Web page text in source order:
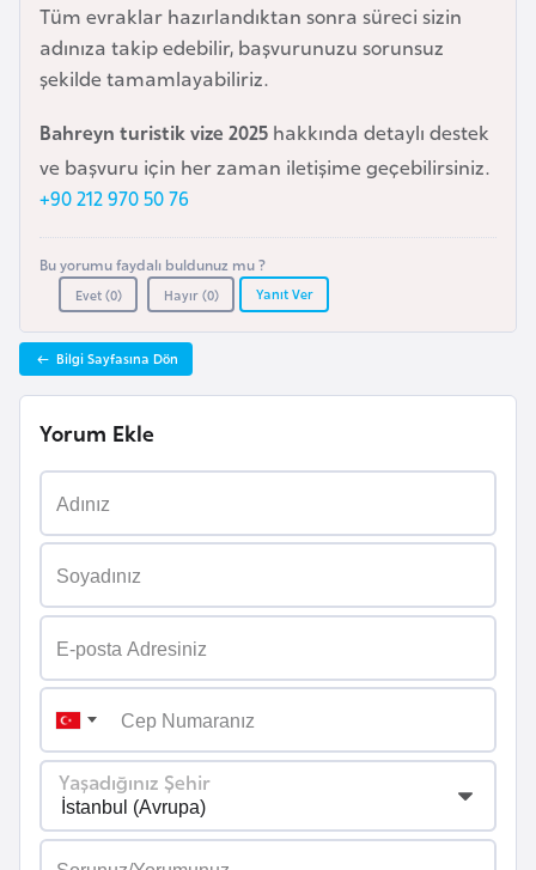
Tüm evraklar hazırlandıktan sonra süreci sizin
adınıza takip edebilir, başvurunuzu sorunsuz
şekilde tamamlayabiliriz.
Bahreyn turistik vize 2025 hakkında detaylı destek
ve başvuru için her zaman iletişime geçebilirsiniz.
+90 212 970 50 76
Bu yorumu faydalı buldunuz mu ?
Evet (0) Hayır (0) Yanıt Ver
Bilgi Sayfasına Dön
Yorum Ekle
Yaşadığınız Şehir
e
l
ç
k
a
B
e
i
n
B
o
n
H
e
s
k
B